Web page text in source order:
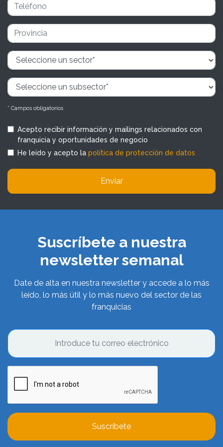
* Campos obligatorios
Acepto recibir información y mailings relacionados con
franquicia y oportunidades de negocio
He leído y acepto la política de protección de datos
Enviar
Suscríbete a nuestra
newsletter semanal
Date de alta en nuestra newsletter y accede a lo más
leído, lo más útil y lo más nuevo del sector de las
franquicias
Suscríbete